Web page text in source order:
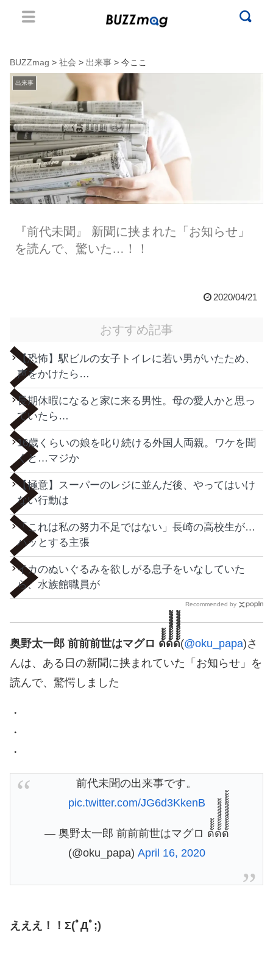
BUZZmag > 社会 > 出来事 > 今ここ
出来事
『前代未聞』 新聞に挟まれた「お知らせ」
を読んで、驚いた…！！
2020/04/21
おすすめ記事
【恐怖】駅ビルの女子トイレに若い男がいたため、
声をかけたら…
長期休暇になると家に来る男性。母の愛人かと思っ
ていたら…
16歳くらいの娘を叱り続ける外国人両親。ワケを聞
くと…マジか
【極意】スーパーのレジに並んだ後、やってはいけ
ない行動は
「これは私の努力不足ではない」長崎の高校生が…
ハッとする主張
イカのぬいぐるみを欲しがる息子をいなしていた
ら、水族館職員が
Recommended by
奥野太一郎 前前前世はマグロ ด้้้้้ด้้้้้็็็็็้้ด้้้้้็็็็็้้้้้(@oku_papa)さ
んは、ある日の新聞に挟まれていた「お知らせ」を
読んで、驚愕しました
・
・
・
前代未聞の出来事です。
pic.twitter.com/JG6d3KkenB
— 奥野太一郎 前前前世はマグロ ด้้้้้ด้้้้้็็็็็้้ด้้้้้็็็็็้้้้้
(@oku_papa) April 16, 2020
えええ！！Σ(ﾟДﾟ;)